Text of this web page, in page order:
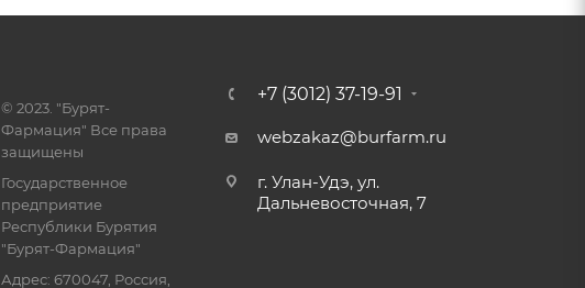
© 2023. "Бурят-
Фармация" Все права
защищены
Государственное
предприятие
Республики Бурятия
"Бурят-Фармация"
Адрес: 670047, Россия,
+7 (3012) 37-19-91
webzakaz@burfarm.ru
г. Улан-Удэ, ул.
Дальневосточная, 7